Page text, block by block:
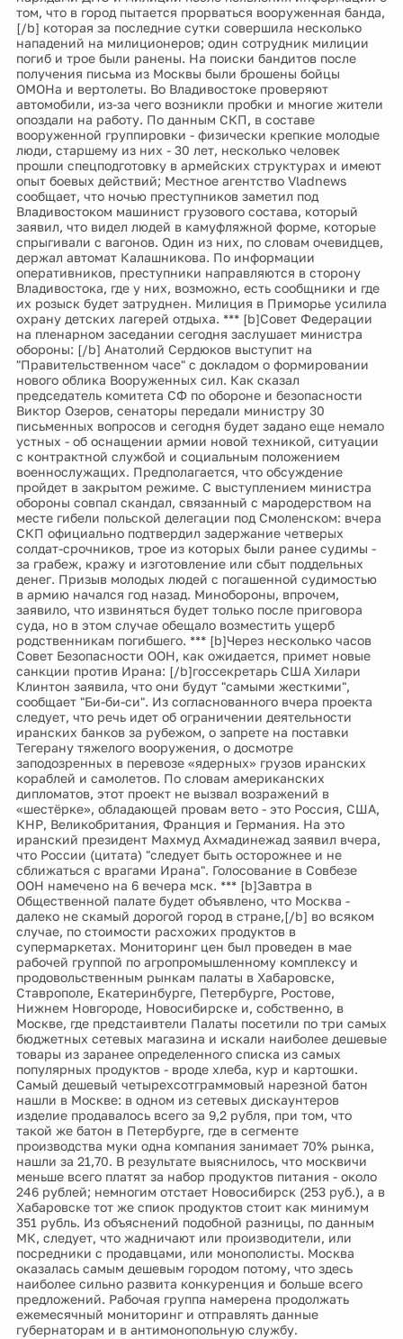
том, что в город пытается прорваться вооруженная банда,
[/b] которая за последние сутки совершила несколько
нападений на милиционеров; один сотрудник милиции
погиб и трое были ранены. На поиски бандитов после
получения письма из Москвы были брошены бойцы
ОМОНа и вертолеты. Во Владивостоке проверяют
автомобили, из-за чего возникли пробки и многие жители
опоздали на работу. По данным СКП, в составе
вооруженной группировки - физически крепкие молодые
люди, старшему из них - 30 лет, несколько человек
прошли спецподготовку в армейских структурах и имеют
опыт боевых действий; Местное агентство Vladnews
сообщает, что ночью преступников заметил под
Владивостоком машинист грузового состава, который
заявил, что видел людей в камуфляжной форме, которые
спрыгивали с вагонов. Один из них, по словам очевидцев,
держал автомат Калашникова. По информации
оперативников, преступники направляются в сторону
Владивостока, где у них, возможно, есть сообщники и где
их розыск будет затруднен. Милиция в Приморье усилила
охрану детских лагерей отдыха. *** [b]Совет Федерации
на пленарном заседании сегодня заслушает министра
обороны: [/b] Анатолий Сердюков выступит на
"Правительственном часе" с докладом о формировании
нового облика Вооруженных сил. Как сказал
председатель комитета СФ по обороне и безопасности
Виктор Озеров, сенаторы передали министру 30
письменных вопросов и сегодня будет задано еще немало
устных - об оснащении армии новой техникой, ситуации
с контрактной службой и социальным положением
военнослужащих. Предполагается, что обсуждение
пройдет в закрытом режиме. С выступлением министра
обороны совпал скандал, связанный с мародерством на
месте гибели польской делегации под Смоленском: вчера
СКП официально подтвердил задержание четверых
солдат-срочников, трое из которых были ранее судимы -
за грабеж, кражу и изготовление или сбыт поддельных
денег. Призыв молодых людей с погашенной судимостью
в армию начался год назад. Минобороны, впрочем,
заявило, что извиняться будет только после приговора
суда, но в этом случае обещало возместить ущерб
родственникам погибшего. *** [b]Через несколько часов
Совет Безопасности ООН, как ожидается, примет новые
санкции против Ирана: [/b]госсекретарь США Хилари
Клинтон заявила, что они будут "самыми жесткими",
сообщает "Би-би-си". Из согласнованного вчера проекта
следует, что речь идет об ограничении деятельности
иранских банков за рубежом, о запрете на поставки
Тегерану тяжелого вооружения, о досмотре
заподозренных в перевозе «ядерных» грузов иранских
кораблей и самолетов. По словам американских
дипломатов, этот проект не вызвал возражений в
«шестёрке», обладающей провам вето - это Россия, США,
КНР, Великобритания, Франция и Германия. На это
иранский президент Махмуд Ахмадинежад заявил вчера,
что России (цитата) "следует быть осторожнее и не
сближаться с врагами Ирана". Голосование в Совбезе
ООН намечено на 6 вечера мск. *** [b]Завтра в
Общественной палате будет объявлено, что Москва -
далеко не скамый дорогой город в стране,[/b] во всяком
случае, по стоимости расхожих продуктов в
супермаркетах. Мониторинг цен был проведен в мае
рабочей группой по агропромышленному комплексу и
продовольственным рынкам палаты в Хабаровске,
Ставрополе, Екатеринбурге, Петербурге, Ростове,
Нижнем Новгороде, Новосибирске и, собственно, в
Москве, где предстаивтели Палаты посетили по три самых
бюджетных сетевых магазина и искали наиболее дешевые
товары из заранее определенного списка из самых
популярных продуктов - вроде хлеба, кур и картошки.
Самый дешевый четырехсотграммовый нарезной батон
нашли в Москве: в одном из сетевых дискаунтеров
изделие продавалось всего за 9,2 рубля, при том, что
такой же батон в Петербурге, где в сегменте
производства муки одна компания занимает 70% рынка,
нашли за 21,70. В результате выяснилось, что москвичи
меньше всего платят за набор продуктов питания - около
246 рублей; немногим отстает Новосибирск (253 руб.), а в
Хабаровске тот же спиок продуктов стоит как минимум
351 рубль. Из объяснений подобной разницы, по данным
МК, следует, что жадничают или производители, или
посредники с продавцами, или монополисты. Москва
оказалась самым дешевым городом потому, что здесь
наиболее сильно развита конкуренция и больше всего
предложений. Рабочая группа намерена продолжать
ежемесячный мониторинг и отправлять данные
губернаторам и в антимонопольную службу.